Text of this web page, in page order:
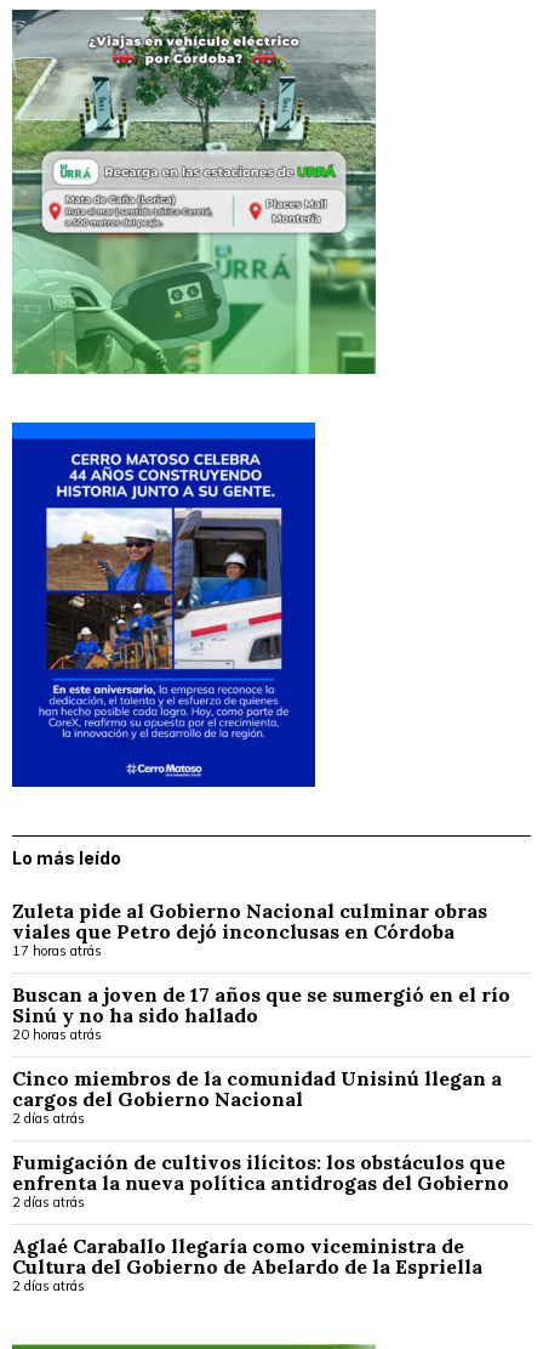
Lo más leído
Zuleta pide al Gobierno Nacional culminar obras
viales que Petro dejó inconclusas en Córdoba
17 horas atrás
Buscan a joven de 17 años que se sumergió en el río
Sinú y no ha sido hallado
20 horas atrás
Cinco miembros de la comunidad Unisinú llegan a
cargos del Gobierno Nacional
2 días atrás
Fumigación de cultivos ilícitos: los obstáculos que
enfrenta la nueva política antidrogas del Gobierno
2 días atrás
Aglaé Caraballo llegaría como viceministra de
Cultura del Gobierno de Abelardo de la Espriella
2 días atrás